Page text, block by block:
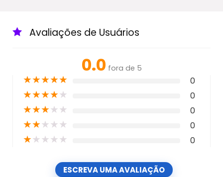
Avaliações de Usuários
0.0 fora de 5
★★★★★ 0
★★★★★ 0
★★★★★ 0
★★★★★ 0
★★★★★ 0
ESCREVA UMA AVALIAÇÃO